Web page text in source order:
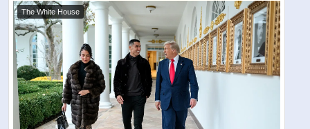
The White House